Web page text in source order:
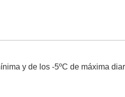
y de los -5ºC de máxima